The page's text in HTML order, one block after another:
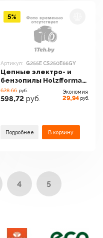
Артикул: G255E CS250E66GY
Цепные электро- и
бензопилы Holzfforma
G255E CS250E66GY
628.66 руб.
598,72 руб.
Экономия
29,94 руб.
Подробнее В корзину
5%
4 5